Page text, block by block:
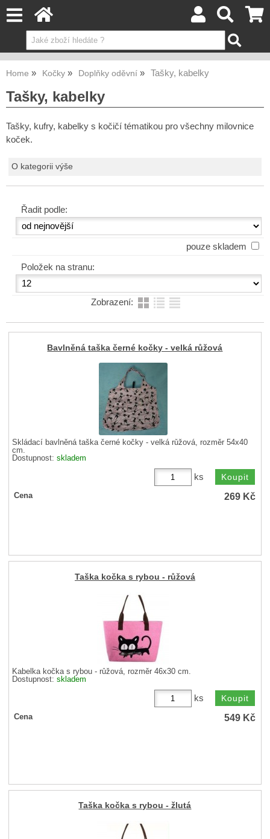
Home Kočky Doplňky oděvní Tašky, kabelky
Tašky, kabelky
Tašky, kufry, kabelky s kočičí tématikou pro všechny milovnice
koček.
O kategorii výše
Řadit podle:
pouze skladem
Položek na stranu:
Zobrazení:
Bavlněná taška černé kočky - velká růžová
Skládací bavlněná taška černé kočky - velká růžová, rozměr 54x40
cm.
Dostupnost:skladem
ks
Cena 269 Kč
Taška kočka s rybou - růžová
Kabelka kočka s rybou - růžová, rozměr 46x30 cm.
Dostupnost:skladem
ks
Cena 549 Kč
Taška kočka s rybou - žlutá